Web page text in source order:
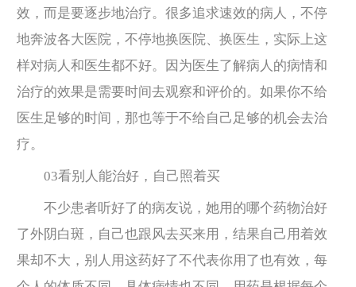
效，而是要逐步地治疗。很多追求速效的病人，不停
地奔波各大医院，不停地换医院、换医生，实际上这
样对病人和医生都不好。因为医生了解病人的病情和
治疗的效果是需要时间去观察和评价的。如果你不给
医生足够的时间，那也等于不给自己足够的机会去治
疗。
03看别人能治好，自己照着买
不少患者听好了的病友说，她用的哪个药物治好
了外阴白斑，自己也跟风去买来用，结果自己用着效
果却不大，别人用这药好了不代表你用了也有效，每